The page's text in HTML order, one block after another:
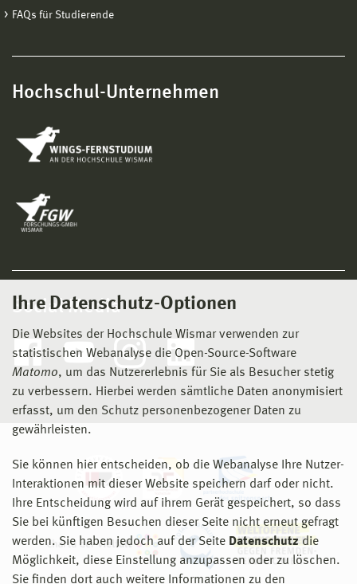
Ihre Datenschutz-Optionen
Die Websites der Hochschule Wismar verwenden zur
statistischen Webanalyse die Open-Source-Software
Matomo, um das Nutzererlebnis für Sie als Besucher stetig
zu verbessern. Hierbei werden sämtliche Daten anonymisiert
erfasst, um den Schutz personenbezogener Daten zu
gewährleisten.
Sie können hier entscheiden, ob die Webanalyse Ihre Nutzer-
Interaktionen mit dieser Website speichern darf oder nicht.
Ihre Entscheidung wird auf ihrem Gerät gespeichert, so dass
Sie bei künftigen Besuchen dieser Seite nicht erneut gefragt
werden. Sie haben jedoch auf der Seite Datenschutz die
Möglichkeit, diese Einstellung anzupassen oder zu löschen.
Sie finden dort auch weitere Informationen zu den
FAQs für Studierende
Hochschul-Unternehmen
Social Media